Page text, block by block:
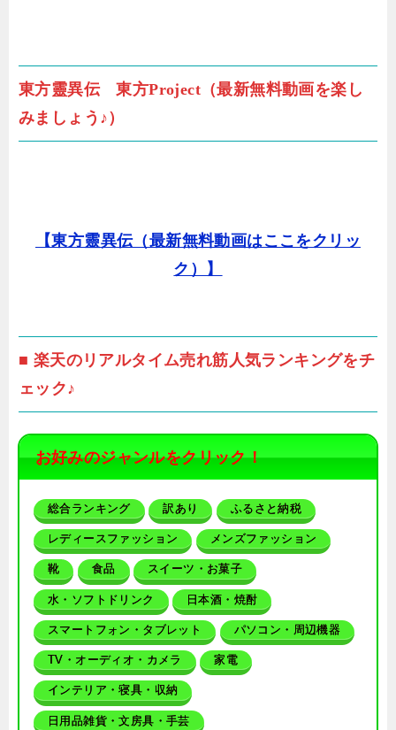
東方靈異伝 東方Project（最新無料動画を楽し
みましょう♪）
【東方靈異伝（最新無料動画はここをクリッ
ク）】
■ 楽天のリアルタイム売れ筋人気ランキングをチ
ェック♪
お好みのジャンルをクリック！
総合ランキング 訳あり ふるさと納税
レディースファッション メンズファッション
靴 食品 スイーツ・お菓子
水・ソフトドリンク 日本酒・焼酎
スマートフォン・タブレット パソコン・周辺機器
TV・オーディオ・カメラ 家電
インテリア・寝具・収納
日用品雑貨・文房具・手芸